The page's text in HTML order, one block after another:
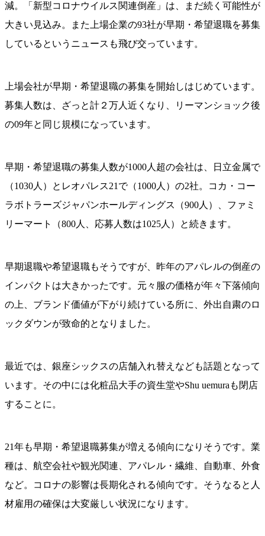
減。「新型コロナウイルス関連倒産」は、まだ続く可能性が
大きい見込み。また上場企業の93社が早期・希望退職を募集
しているというニュースも飛び交っています。
上場会社が早期・希望退職の募集を開始しはじめています。
募集人数は、ざっと計２万人近くなり、リーマンショック後
の09年と同じ規模になっています。
早期・希望退職の募集人数が1000人超の会社は、日立金属で
（1030人）とレオパレス21で（1000人）の2社。コカ・コー
ラボトラーズジャパンホールディングス（900人）、ファミ
リーマート（800人、応募人数は1025人）と続きます。
早期退職や希望退職もそうですが、昨年のアパレルの倒産の
インパクトは大きかったです。元々服の価格が年々下落傾向
の上、ブランド価値が下がり続けている所に、外出自粛のロ
ックダウンが致命的となりました。
最近では、銀座シックスの店舗入れ替えなども話題となって
います。その中には化粧品大手の資生堂やShu uemuraも閉店
することに。
21年も早期・希望退職募集が増える傾向になりそうです。業
種は、航空会社や観光関連、アパレル・繊維、自動車、外食
など。コロナの影響は長期化される傾向です。そうなると人
材雇用の確保は大変厳しい状況になります。